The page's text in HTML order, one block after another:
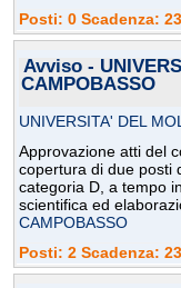
Posti: 0 Scadenza:
Avviso -
CAMPOBASSO
UNIVERSITA' DEL
Approvazione atti del
copertura di due posti
categoria D, a tempo
scientifica ed
CAMPOBASSO
Posti: 2 Scadenza: